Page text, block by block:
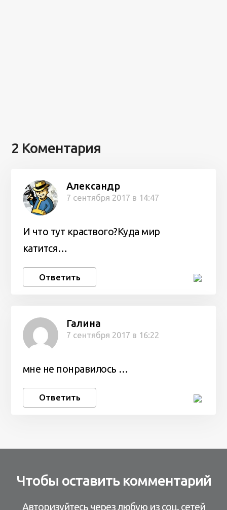
2 Коментария
Александр
7 сентября 2017 в 14:47
И что тут краствого?Куда мир
катится…
Ответить
Галина
7 сентября 2017 в 16:22
мне не понравилось …
Ответить
Чтобы оставить комментарий
Авторизуйтесь через любую из соц. сетей